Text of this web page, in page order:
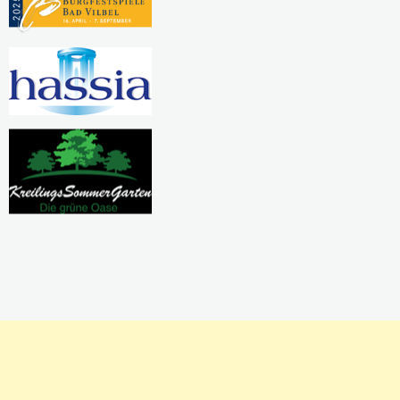
Pausierende Projekte
Kreativwerkstatt
Nadel und Faden